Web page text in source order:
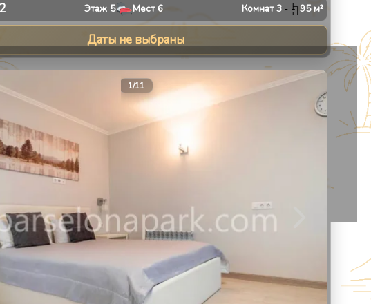
Этаж 5 Мест 6 Комнат3 95м²
Даты не выбраны
1/11